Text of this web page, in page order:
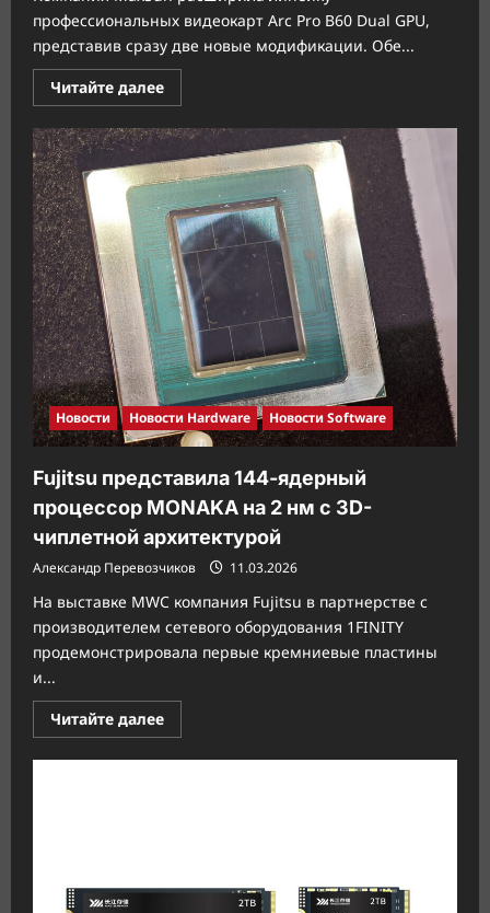
профессиональных видеокарт Arc Pro B60 Dual GPU,
представив сразу две новые модификации. Обе...
Читайте далееПрочитать
больше
MaxSun
представила
двухчиповые
Arc
B60
с
пассивным
и
жидкостным
охлаждением
Новости Новости Hardware Новости Software
Fujitsu представила 144-ядерный
процессор MONAKA на 2 нм с 3D-
чиплетной архитектурой
Александр Перевозчиков 11.03.2026
На выставке MWC компания Fujitsu в партнерстве с
производителем сетевого оборудования 1FINITY
продемонстрировала первые кремниевые пластины
и...
Читайте далееПрочитать
больше
Fujitsu
нм